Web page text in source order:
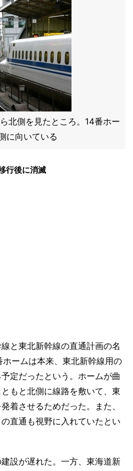
北側を見たところ。14番ホー
に向いている
行後に消滅
と東北新幹線の直通計画の名
ームは本来、東北新幹線用の
定だったという。ホームが曲
もと北側に線路を敷いて、東
着させるためだった。また、
直通も視野に入れていたとい
設が遅れた。一方、東海道新